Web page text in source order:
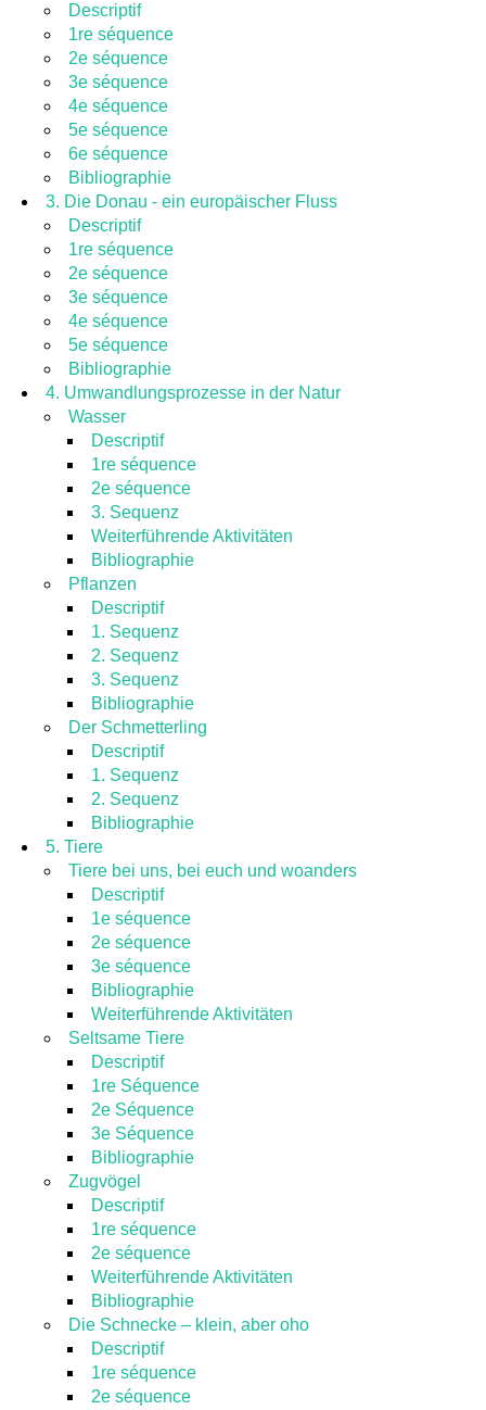
Descriptif
1re séquence
2e séquence
3e séquence
4e séquence
5e séquence
6e séquence
Bibliographie
3. Die Donau - ein europäischer Fluss
Descriptif
1re séquence
2e séquence
3e séquence
4e séquence
5e séquence
Bibliographie
4. Umwandlungsprozesse in der Natur
Wasser
Descriptif
1re séquence
2e séquence
3. Sequenz
Weiterführende Aktivitäten
Bibliographie
Pflanzen
Descriptif
1. Sequenz
2. Sequenz
3. Sequenz
Bibliographie
Der Schmetterling
Descriptif
1. Sequenz
2. Sequenz
Bibliographie
5. Tiere
Tiere bei uns, bei euch und woanders
Descriptif
1e séquence
2e séquence
3e séquence
Bibliographie
Weiterführende Aktivitäten
Seltsame Tiere
Descriptif
1re Séquence
2e Séquence
3e Séquence
Bibliographie
Zugvögel
Descriptif
1re séquence
2e séquence
Weiterführende Aktivitäten
Bibliographie
Die Schnecke – klein, aber oho
Descriptif
1re séquence
2e séquence